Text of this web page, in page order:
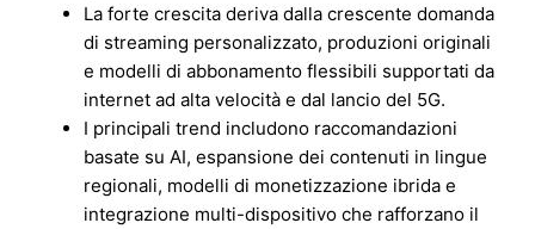
La forte crescita deriva dalla crescente domanda
di streaming personalizzato, produzioni originali
e modelli di abbonamento flessibili supportati da
internet ad alta velocità e dal lancio del 5G.
I principali trend includono raccomandazioni
basate su AI, espansione dei contenuti in lingue
regionali, modelli di monetizzazione ibrida e
integrazione multi-dispositivo che rafforzano il